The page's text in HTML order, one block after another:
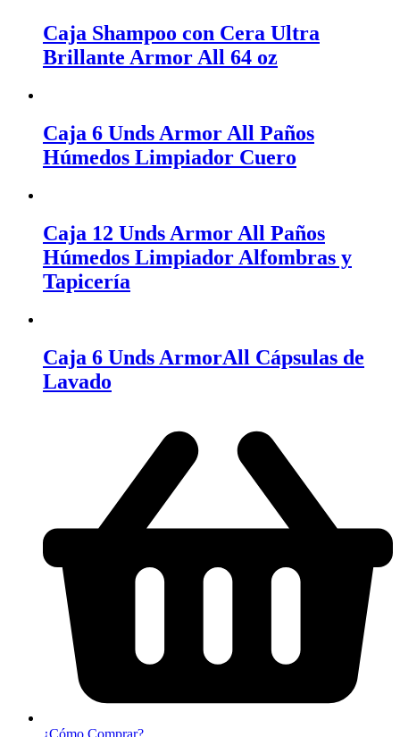
Caja Shampoo con Cera Ultra
Brillante Armor All 64 oz
Caja 6 Unds Armor All Paños
Húmedos Limpiador Cuero
Caja 12 Unds Armor All Paños
Húmedos Limpiador Alfombras y
Tapicería
Caja 6 Unds ArmorAll Cápsulas de
Lavado
¿Cómo Comprar?